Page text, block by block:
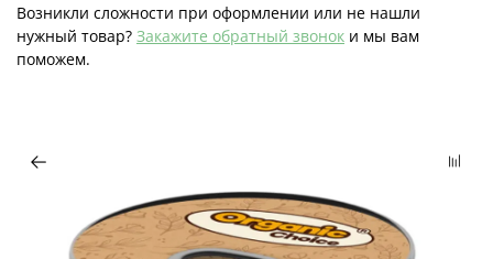
Возникли сложности при оформлении или не нашли
нужный товар? Закажите обратный звонок и мы вам
поможем.